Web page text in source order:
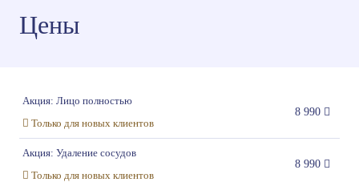
Цены
Акция: Лицо полностью
Только для новых клиентов
8 990
Акция: Удаление сосудов
Только для новых клиентов
8 990